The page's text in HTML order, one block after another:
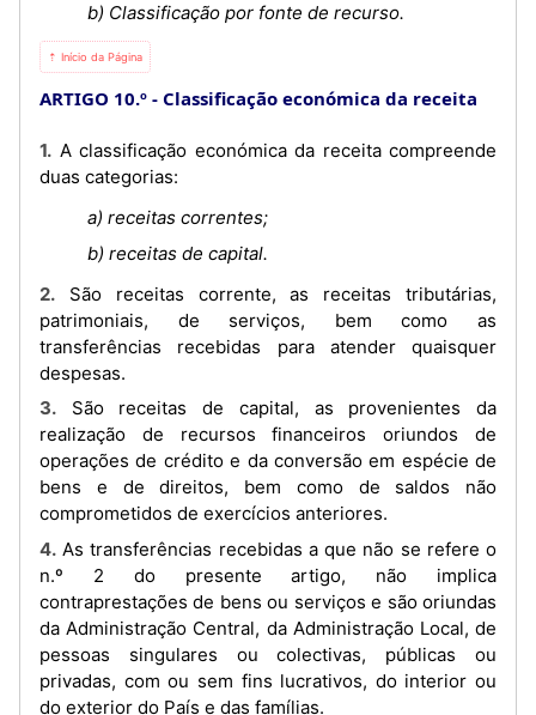
b) Classificação por fonte de recurso.
⇡ Início da Página
ARTIGO 10.º Classificação económica da receita
1. A classificação económica da receita compreende
duas categorias:
a) receitas correntes;
b) receitas de capital.
2. São receitas corrente, as receitas tributárias,
patrimoniais, de serviços, bem como as
transferências recebidas para atender quaisquer
despesas.
3. São receitas de capital, as provenientes da
realização de recursos financeiros oriundos de
operações de crédito e da conversão em espécie de
bens e de direitos, bem como de saldos não
comprometidos de exercícios anteriores.
4. As transferências recebidas a que não se refere o
n.º 2 do presente artigo, não implica
contraprestações de bens ou serviços e são oriundas
da Administração Central, da Administração Local, de
pessoas singulares ou colectivas, públicas ou
privadas, com ou sem fins lucrativos, do interior ou
do exterior do País e das famílias.